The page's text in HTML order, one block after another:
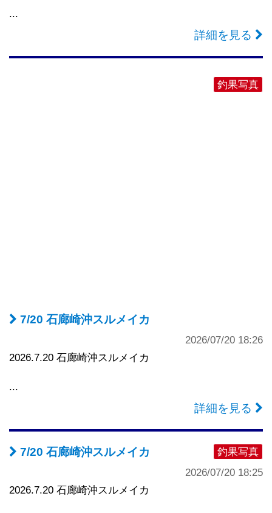
...
詳細を見る
釣果写真
7/20 石廊崎沖スルメイカ
2026/07/20 18:26
2026.7.20 石廊崎沖スルメイカ
詳細を見る
釣果写真
7/20 石廊崎沖スルメイカ
2026/07/20 18:25
2026.7.20 石廊崎沖スルメイカ